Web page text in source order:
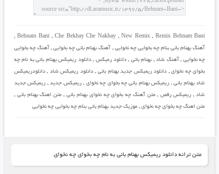
Behnam Bani ,Che Bekhay Che Nakhay ,New Remix, Remix Behnam Bani
,
آهنگ بهنام بانی بنام چه بخوایی چه نخوایی , آهنگ بهنام بانی چه بخوایی, آهنگ چه بخوایی
چه نخوایی , آهنگ شاد, بهنام بانی , دانلود رمیکس ,دانلود ریمیکس بهنام بانی به نام چه
بخوای چه نخوای, دانلود ریمیکس جدید بهنام بانی,دانلود ریمیکس شاد ,دانلودریمیکس
شاد بهنام بانی, ریمیکس بهنام بانی چه بخوای چه نخوای ,ریمیکس جدید, ریمیکس جدید
شاد, ریمیکس رقص ,متن آهنگ چه بخوای چه نخوای بهنام بانی , متن اهنگ بهنام بانی ,
متن اهنگ چه بخوای چه نخوای, موزیک جدید بهنام بانی بنام چه بخوایی چه نخوایی
متن ترانه دانلود ریمیکس بهنام بانی به نام چه بخوای چه نخوای